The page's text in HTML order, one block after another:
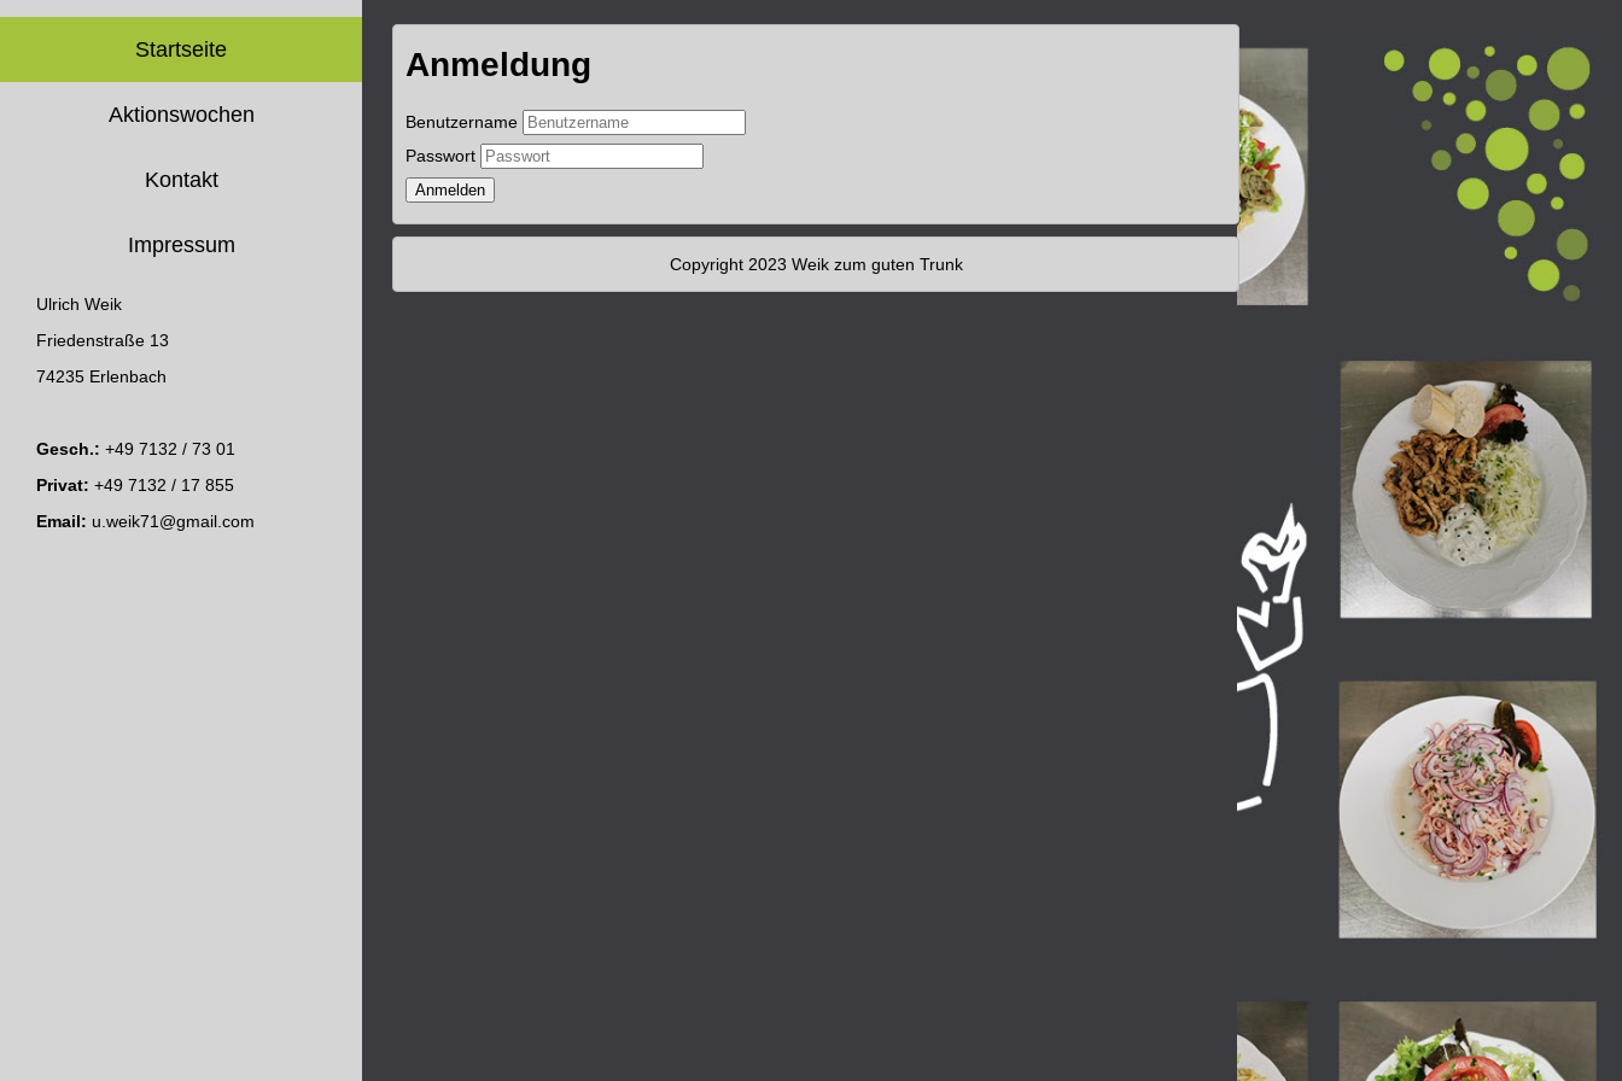
Startseite
Aktionswochen
Kontakt
Impressum
Ulrich Weik
Friedenstraße 13
74235 Erlenbach
Gesch.: +49 7132 / 73 01
Privat: +49 7132 / 17 855
Email: u.weik71@gmail.com
Anmeldung
Benutzername
Passwort
Anmelden
Copyright 2023 Weik zum guten Trunk